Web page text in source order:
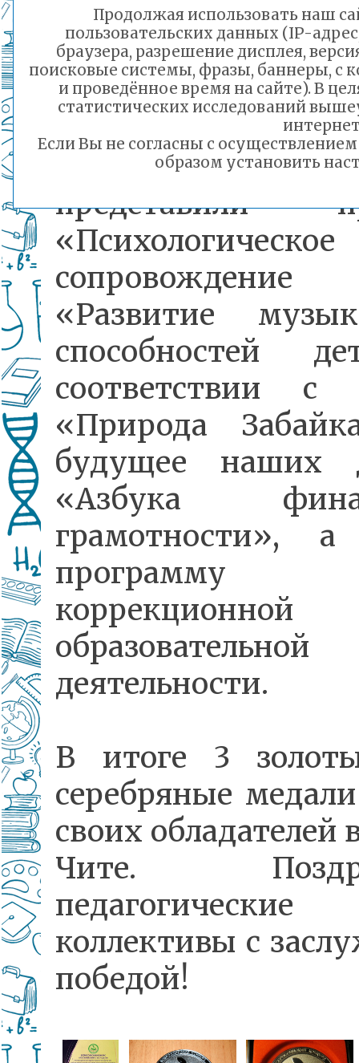
Специалисты
муниципальных
дошкольных
образовательных
учреждений
представили
«Психологическое
сопровождение
«Развитие
способностей
соответствии с
«Природа
будущее наших
«Азбука
грамотности»,
программу
коррекционной
образовательной
деятельности.
В итоге 3
серебряные
своих обладателей
Чите.
педагогические
коллективы с
победой!
Продолжая использовать наш
пользовательских данных (IP-
браузера, разрешение дисплея,
поисковые системы, фразы, баннеры, с
и проведённое время на сайте). В
статистических исследований
Если Вы не согласны с
образом установить